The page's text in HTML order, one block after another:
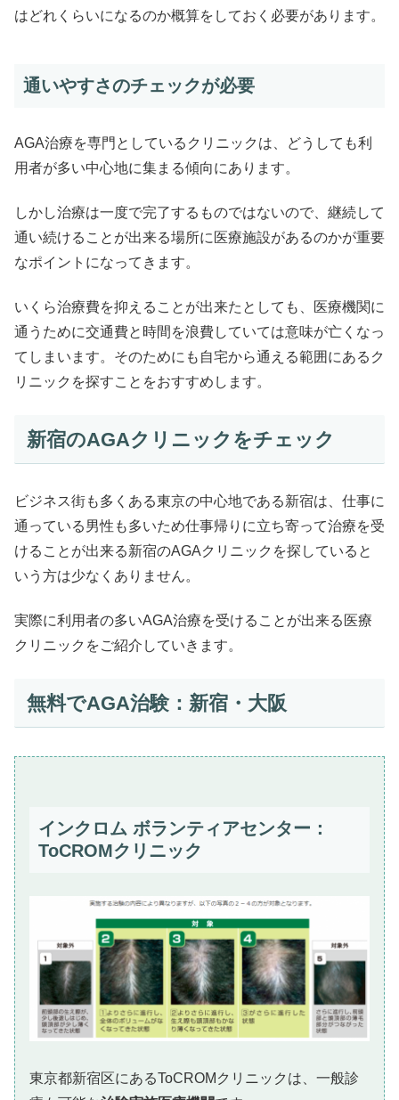
はどれくらいになるのか概算をしておく必要があります。
通いやすさのチェックが必要
AGA治療を専門としているクリニックは、どうしても利
用者が多い中心地に集まる傾向にあります。
しかし治療は一度で完了するものではないので、継続して
通い続けることが出来る場所に医療施設があるのかが重要
なポイントになってきます。
いくら治療費を抑えることが出来たとしても、医療機関に
通うために交通費と時間を浪費していては意味が亡くなっ
てしまいます。そのためにも自宅から通える範囲にあるク
リニックを探すことをおすすめします。
新宿のAGAクリニックをチェック
ビジネス街も多くある東京の中心地である新宿は、仕事に
通っている男性も多いため仕事帰りに立ち寄って治療を受
けることが出来る新宿のAGAクリニックを探していると
いう方は少なくありません。
実際に利用者の多いAGA治療を受けることが出来る医療
クリニックをご紹介していきます。
無料でAGA治験：新宿・大阪
インクロム ボランティアセンター：
ToCROMクリニック
東京都新宿区にあるToCROMクリニックは、一般診